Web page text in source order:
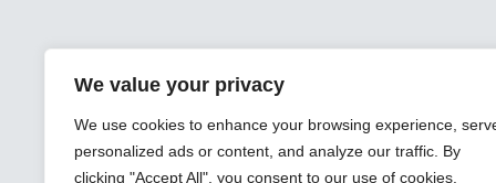
We value your privacy
We use cookies to enhance your browsing experience,
personalized ads or content, and analyze our traffic. By
clicking "Accept All", you consent to our use of cookies.